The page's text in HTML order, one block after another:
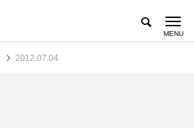
2012.07.04